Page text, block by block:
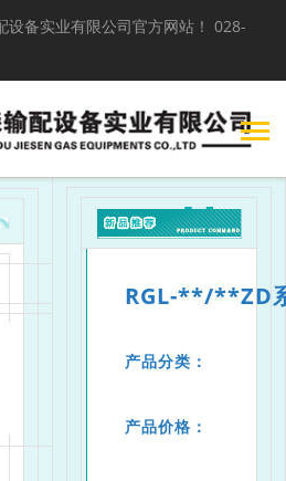
备实业有限公司官方网站！ 028-
RGL-**/**ZD
产品分类：
产品价格：